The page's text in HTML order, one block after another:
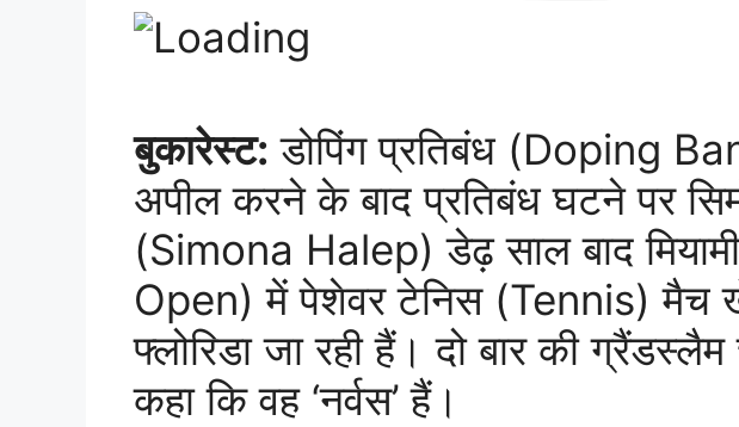
बुकारेस्ट: डोपिंग प्रतिबंध (Doping
अपील करने के बाद प्रतिबंध घटने पर
(Simona Halep) डेढ़ साल बाद
Open) में पेशेवर टेनिस (Tennis) मैच
फ्लोरिडा जा रही हैं। दो बार की
कहा कि वह ‘नर्वस’ हैं।